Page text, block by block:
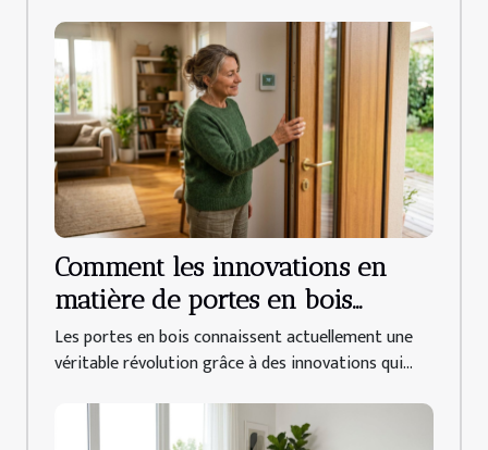
Comment les innovations en
matière de portes en bois
améliorent-elles l'efficacité
énergétique ?
Les portes en bois connaissent actuellement une
véritable révolution grâce à des innovations qui...